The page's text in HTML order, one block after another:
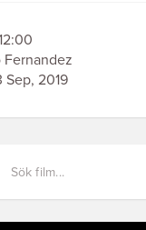
Fernandez
Sep, 2019